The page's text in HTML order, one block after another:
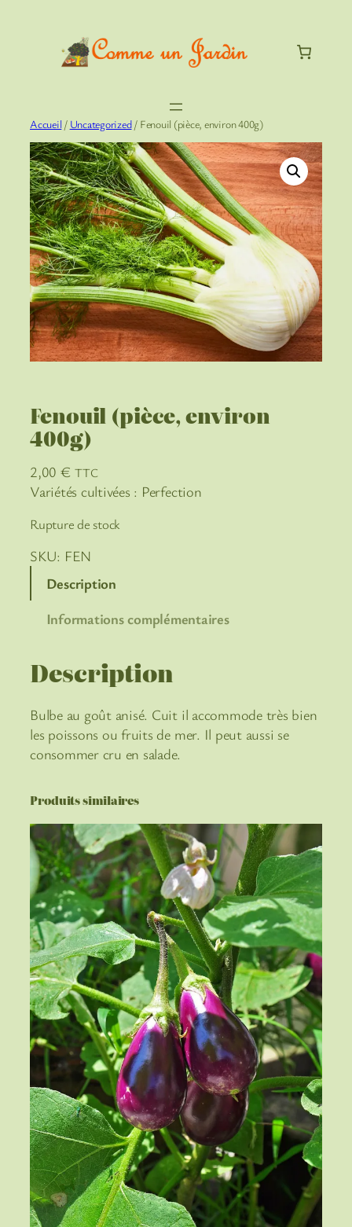
Accueil / Uncategorized/ Fenouil (pièce, environ 400g)
Fenouil (pièce, environ
400g)
2,00 € TTC
Variétés cultivées : Perfection
Rupture de stock
SKU: FEN
Description
Informations complémentaires
Description
Bulbe au goût anisé. Cuit il accommode très bien
les poissons ou fruits de mer. Il peut aussi se
consommer cru en salade.
Produits similaires